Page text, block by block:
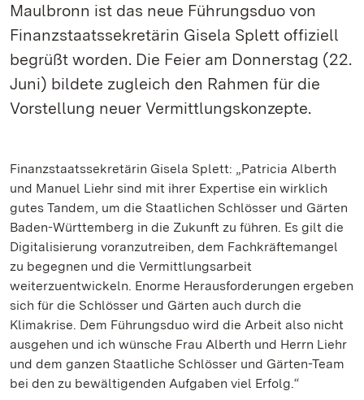
Maulbronn ist das neue Führungsduo von
Finanzstaatssekretärin Gisela Splett offiziell
begrüßt worden. Die Feier am Donnerstag (22.
Juni) bildete zugleich den Rahmen für die
Vorstellung neuer Vermittlungskonzepte.
Finanzstaatssekretärin Gisela Splett: „Patricia Alberth
und Manuel Liehr sind mit ihrer Expertise ein wirklich
gutes Tandem, um die Staatlichen Schlösser und Gärten
Baden-Württemberg in die Zukunft zu führen. Es gilt die
Digitalisierung voranzutreiben, dem Fachkräftemangel
zu begegnen und die Vermittlungsarbeit
weiterzuentwickeln. Enorme Herausforderungen ergeben
sich für die Schlösser und Gärten auch durch die
Klimakrise. Dem Führungsduo wird die Arbeit also nicht
ausgehen und ich wünsche Frau Alberth und Herrn Liehr
und dem ganzen Staatliche Schlösser und Gärten-Team
bei den zu bewältigenden Aufgaben viel Erfolg.“